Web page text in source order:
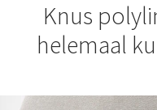
Knus
helemaal